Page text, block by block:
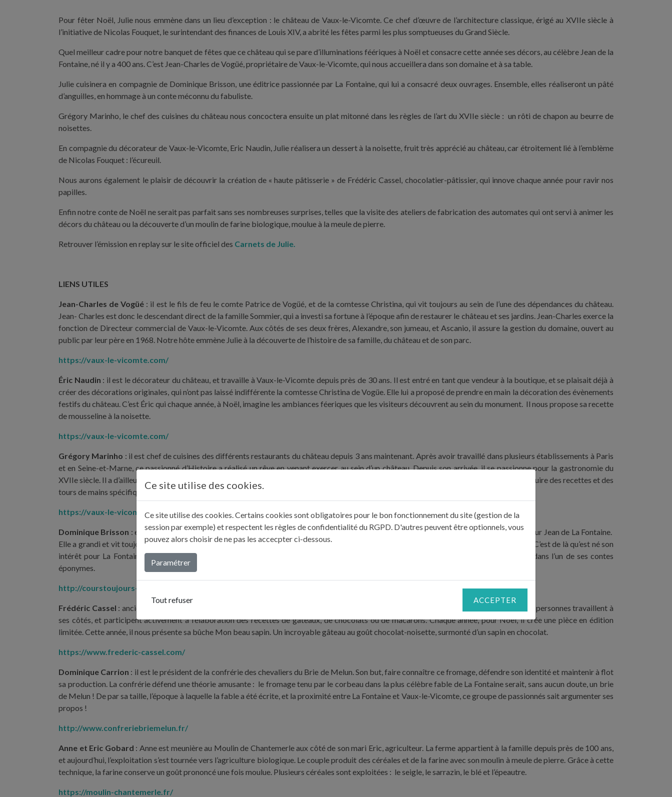
Pour fêter Noël, Julie nous emmène dans un lieu d’exception : le château de Vaux-le-Vicomte. Ce chef d’œuvre de l’architecture classique, érigé au XVIIe siècle à
l’initiative de Nicolas Fouquet, le surintendant des finances de Louis XIV, a abrité les fêtes parmi les plus somptueuses du Grand Siècle.
Quel meilleur cadre pour notre banquet de fêtes que ce château qui se pare d’illuminations féériques à Noël et consacre cette année ses décors, au célèbre Jean de la
Fontaine, né il y a 400 ans. C’est Jean-Charles de Vogüé, propriétaire de Vaux-le-Vicomte, qui nous accueillera dans son domaine et à sa table.
Julie cuisinera en compagnie de Dominique Brisson, une éditrice passionnée par La Fontaine, qui lui a consacré deux ouvrages. Ensemble, elles réaliseront un pâté
d’anguilles, en hommage à un conte méconnu du fabuliste.
Grégory Marinho, le chef des cuisines du château nous concoctera ensuite un plat mitonné dans les règles de l’art du XVIIe siècle : un rôti de chapon au beurre de
noisettes.
En compagnie du décorateur de Vaux-le-Vicomte, Eric Naudin, Julie réalisera un dessert à la noisette, fruit très apprécié au château, car étroitement lié à l’emblème
de Nicolas Fouquet : l’écureuil.
Nous aurons également le plaisir de découvrir la création de « haute pâtisserie » de Frédéric Cassel, chocolatier-pâtissier, qui innove chaque année pour ravir nos
papilles.
Enfin notre conte de Noël ne serait pas parfait sans ses nombreuses surprises, telles que la visite des ateliers de fabrication des automates qui ont servi à animer les
décors du château ou la découverte d’un moulin de farine biologique, moulue à la meule de pierre.
Retrouver l’émission en replay sur le site officiel des Carnets de Julie.
LIENS UTILES
Jean-Charles de Vogüé : il est le fils de feu le comte Patrice de Vogüé, et de la comtesse Christina, qui vit toujours au sein de l’une des dépendances du château.
Jean- Charles est donc le descendant direct de la famille Sommier, qui a investi sa fortune à l’époque afin de restaurer le château et ses jardins. Jean-Charles exerce la
fonction de Directeur commercial de Vaux-le-Vicomte. Aux côtés de ses deux frères, Alexandre, son jumeau, et Ascanio, il assure la gestion du domaine, ouvert au
public par leur père en 1968. Notre hôte emmène Julie à la découverte de l’histoire de sa famille, du château et de son parc.
https://vaux-le-vicomte.com/
Éric Naudin : il est le décorateur du château, et travaille à Vaux-le-Vicomte depuis près de 30 ans. Il est entré en tant que vendeur à la boutique, et se plaisait déjà à
créer des décorations originales, qui n’ont pas laissé indifférente la comtesse Christina de Vogüe. Elle lui a proposé de prendre en main la décoration des évènements
festifs du château. C’est Éric qui chaque année, à Noël, imagine les ambiances féeriques que les visiteurs découvrent au sein du monument. Il nous propose sa recette
de mousseline à la noisette.
https://vaux-le-vicomte.com/
Grégory Marinho : il est chef de cuisines des différents restaurants du château depuis 3 ans maintenant. Après avoir travaillé dans plusieurs établissements à Paris
et en Seine-et-Marne, ce passionné d’Histoire a réalisé un rêve en venant exercer au sein d’un château. Depuis son arrivée, il se passionne pour la gastronomie du
XVIIe siècle. Il a d’ailleurs collaboré avec Dominique Michel, spécialiste de Vatel, qui fut maitre d’hôtel à Vaux. A ses côtés il a tenté de reproduire des recettes et des
tours de mains spécifiques à cette époque. Il s’attaque pour nous à la conception du rôti de chapon au beurre de noisettes.
https://vaux-le-vicomte.com/
Dominique Brisson : elle est auteure, journaliste et éditrice. Elle a co-écrit et publié le livre Vive La Fontaine !, un ouvrage de vulgarisation sur Jean de La Fontaine.
Elle a grandi et vit toujours à Château-Thierry, le village natal du fabuliste. Le musée qui lui est consacré se trouve d’ailleurs dans cette ville. C’est de là qu’est né son
intérêt pour La Fontaine. Dominique revient avec Julie sur la recette du pâté d’anguilles, un mets mis en valeur par Jean de La Fontaine dans l’un de ses contes
éponymes.
http://courstoujours-editions.com/
Frédéric Cassel : ancien acolyte de Pierre Hermé, Fréderic Cassel est aujourd’hui pâtissier-chocolatier haut de gamme à Fontainebleau. 40 personnes travaillent à
ses côtés, et participent activement à l’élaboration des recettes de gâteaux, de chocolats ou de macarons. Chaque année, pour Noël, il crée une pièce en édition
limitée. Cette année, il nous présente sa bûche Mon beau sapin. Un incroyable gâteau au goût chocolat-noisette, surmonté d’un sapin en chocolat.
https://www.frederic-cassel.com/
Dominique Carrion : il est le président de la confrérie des chevaliers du Brie de Melun. Son but, faire connaître ce fromage, défendre son identité et maintenir à flot
sa production. La confrérie défend une théorie amusante : le fromage tenu par le corbeau dans la plus célèbre fable de La Fontaine serait, sans aucun doute, un brie
de Melun ! De par sa taille, l’époque à laquelle la fable a été écrite, et la proximité entre La Fontaine et Vaux-le-Vicomte, ce groupe de passionnés sait argumenter ses
propos !
http://www.confreriebriemelun.fr/
Anne et Eric Gobard : Anne est meunière au Moulin de Chantemerle aux côté de son mari Eric, agriculteur. La ferme appartient à la famille depuis près de 100 ans,
et aujourd’hui, l’exploitation s’est tournée vers l’agriculture biologique. Le couple produit des céréales et de la farine avec son moulin à meule de pierre. Grâce à cette
technique, la farine conserve un goût prononcé une fois moulue. Plusieurs céréales sont exploitées : le seigle, le sarrazin, le blé et l’épeautre.
https://moulin-chantemerle.fr/
Ce site utilise des cookies.
Ce site utilise des cookies. Certains cookies sont obligatoires pour le bon fonctionnement du site (gestion de la
session par exemple) et respectent les règles de confidentialité du RGPD. D'autres peuvent être optionnels, vous
pouvez alors choisir de ne pas les accecpter ci-dessous.
Paramétrer
Tout refuser ACCEPTER